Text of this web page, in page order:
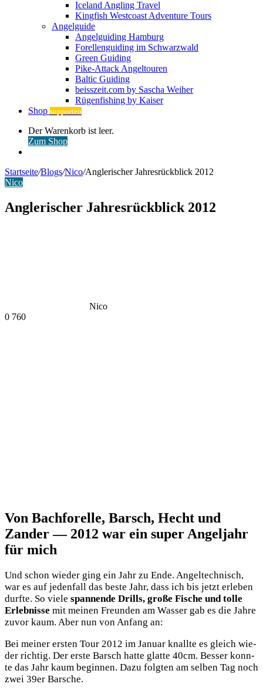
Iceland Angling Travel
Kingfish Westcoast Adventure Tours
Angelguide
Angelguiding Hamburg
Forellenguiding im Schwarzwald
Green Guiding
Pike-Attack Angeltouren
Baltic Guiding
beisszeit.com by Sascha Weiher
Rügenfishing by Kaiser
Shop supporten
Warenkorb
ansehen
Der Warenkorb ist leer.
Zum Shop
Startseite/Blogs/Nico/Anglerischer Jahresrückblick 2012
Nico
Anglerischer Jahresrückblick 2012
Nico
0 760
Von Bachforelle, Barsch, Hecht und
Zander — 2012 war ein super Angeljahr
für mich
Und schon wie­der ging ein Jahr zu Ende. Angel­tech­nisch,
war es auf jeden­fall das bes­te Jahr, dass ich bis jetzt erle­ben
durf­te. So vie­le span­nen­de Drills, gro­ße Fische und tol­le
Erleb­nis­se mit mei­nen Freun­den am Was­ser gab es die Jah­re
zuvor kaum. Aber nun von Anfang an:
Bei mei­ner ers­ten Tour 2012 im Janu­ar knall­te es gleich wie­
der rich­tig. Der ers­te Barsch hat­te glat­te 40cm. Bes­ser konn­
te das Jahr kaum begin­nen. Dazu folg­ten am sel­ben Tag noch
zwei 39er Barsche.